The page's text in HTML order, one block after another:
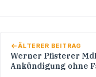
ÄLTERER BEITRAG
Werner Pfisterer
Ankündigung ohne